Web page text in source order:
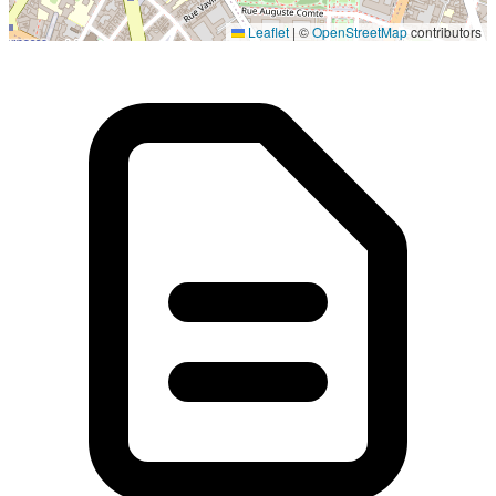
Localisation en cours...
Leaflet | ©OpenStreetMapcontributors